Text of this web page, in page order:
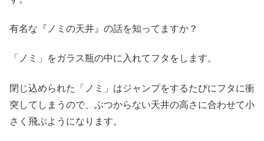
有名な『ノミの天井』の話を知ってますか？
「ノミ」をガラス瓶の中に入れてフタをします。
閉じ込められた「ノミ」はジャンプをするたびにフタに衝
突してしまうので、ぶつからない天井の高さに合わせて小
さく飛ぶようになります。